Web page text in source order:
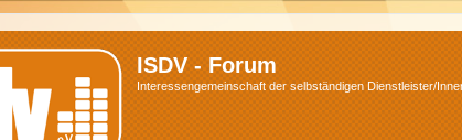
ISDV - Forum
Interessengemeinschaft der selbständigen Dienstleister/